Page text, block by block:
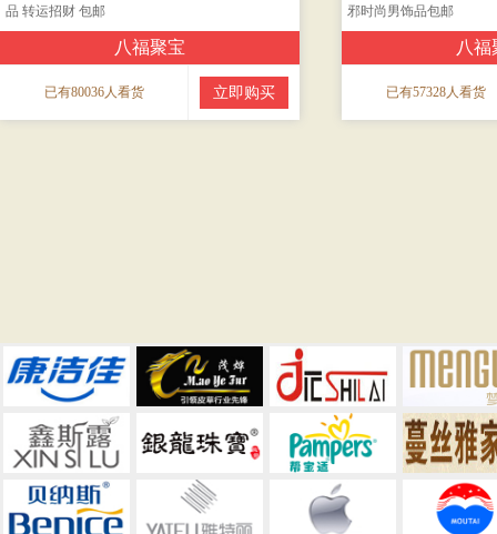
品 转运招财 包邮
八福聚宝
已有80036人看货 立即购买
邪时尚男饰品包邮
八福
已有57328人看货